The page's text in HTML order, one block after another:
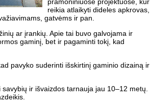
reikia atlaikyti dideles apkrovas,
gatvėms ir pan.
ar įrankių. Apie tai buvo galvojama ir
gaminį, bet ir pagaminti tokį, kad
pavyko suderinti išskirtinį gaminio dizainą ir
ir išvaizdos tarnauja jau 10–12 metų.